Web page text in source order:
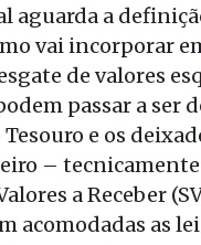
aguarda a
vai incorporar
de valores
passar a ser
e os
– tecnicamente
a Receber
acomodadas as